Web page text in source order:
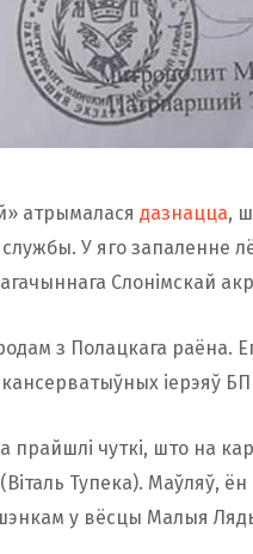
атрымалася дазнацца,
У яго запаленне
Слонімскай
з Полацкага раёна.
іерэяў
прайшлі чуткі, што на
(Віталь Тупека). Маўляў,
у вёсцы Малыя